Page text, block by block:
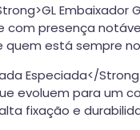
presença
está sempre
Especiada</
evoluem para um
fixação e